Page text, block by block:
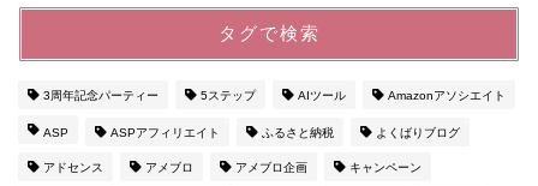
タグで検索
3周年記念パーティー 5ステップ AIツール Amazonアソシエイト
ASP ASPアフィリエイト ふるさと納税 よくばりブログ
アドセンス アメブロ アメブロ企画 キャンペーン